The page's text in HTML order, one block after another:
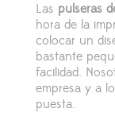
Las pulseras
hora de la
colocar un
bastante
facilidad.
empresa y a
puesta.